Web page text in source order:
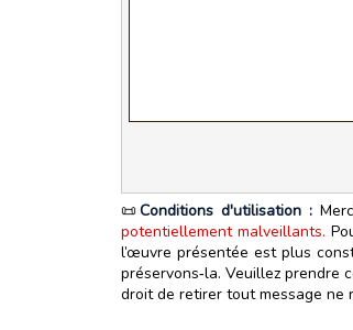
📜Conditions d'utilisation :
potentiellement malveillants.
l’œuvre présentée est plus
préservons‑la. Veuillez prendre
droit de retirer tout message ne